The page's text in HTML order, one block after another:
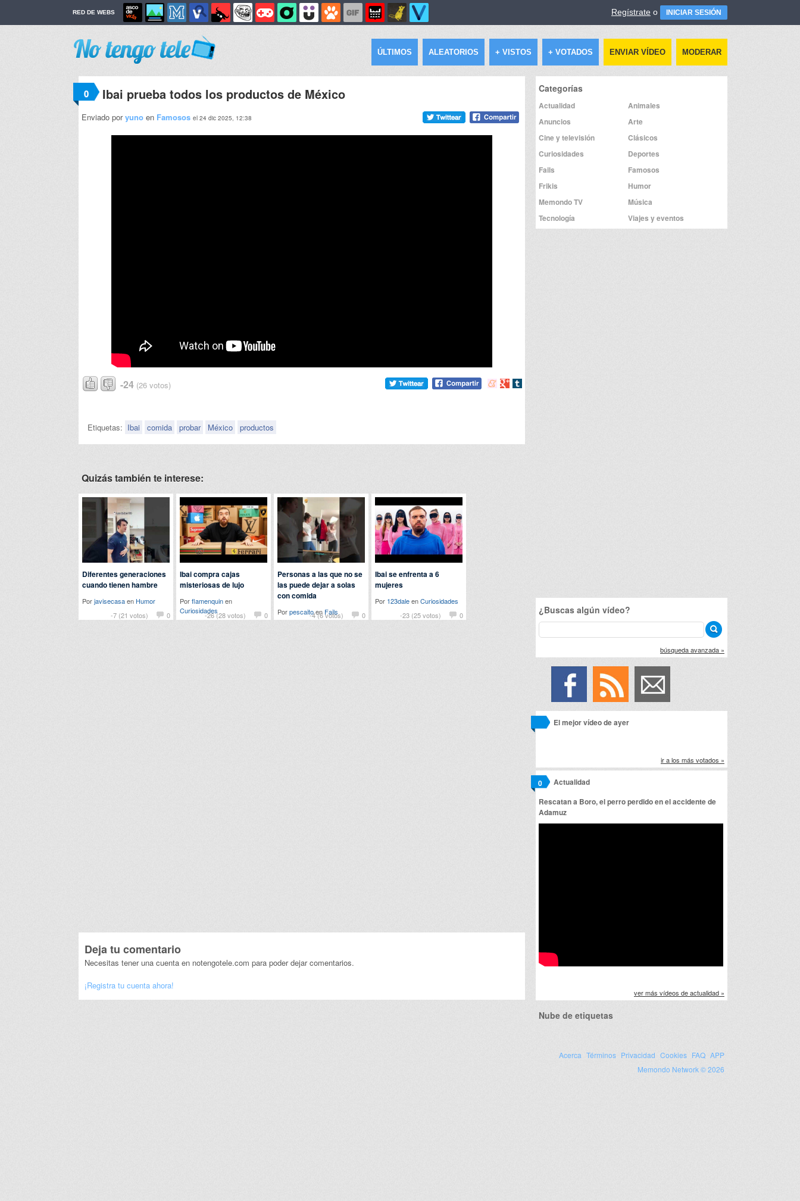
RED DE WEBS Regístrate o INICIAR SESIÓN
ÚLTIMOS ALEATORIOS + VISTOS + VOTADOS ENVIAR VÍDEO MODERAR
0 Ibai prueba todos los productos de México
Enviado poryuno en Famosos el 24 dic 2025, 12:38
-24 (26 votos)
Compartir
Compartir
Compartir
Etiquetas: Ibai comida probar México productos
Quizás también te interese:
-7 (21 votos) 0
Diferentes generaciones
cuando tienen hambre
Porjavisecasaen Humor
-26 (28 votos)
0
Ibai compra cajas
misteriosas de lujo
Porflamenquinen
Curiosidades
-4 (6 votos) 0
Personas a las que no se
las puede dejar a solas
con comida
Porpescaitoen Fails -23 (25 votos) 0
Ibai se enfrenta a 6
mujeres
Por 123daleenCuriosidades
Deja tu comentario
Necesitas tener una cuenta en notengotele.com para poder dejar comentarios.
¡Registra tu cuenta ahora!
Categorías
Actualidad
Animales
Anuncios
Arte
Cine y televisión
Clásicos
Curiosidades
Deportes
Fails
Famosos
Frikis
Humor
Memondo TV
Música
Tecnología
Viajes y eventos
¿Buscas algún vídeo?
búsqueda avanzada »
El mejor vídeo de ayer
ir a los más votados »
Actualidad
0
Rescatan a Boro, el perro perdido en el accidente de
Adamuz
ver más vídeos de actualidad »
Nube de etiquetas
Acerca Términos Privacidad Cookies FAQ APP
Memondo Network © 2026